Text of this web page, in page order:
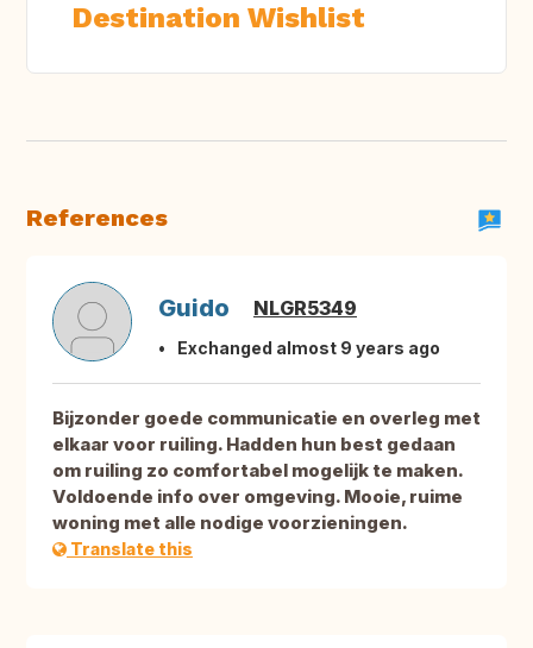
Destination Wishlist
References
Guido NLGR5349
Exchanged almost 9 years ago
Bijzonder goede communicatie en overleg met
elkaar voor ruiling. Hadden hun best gedaan
om ruiling zo comfortabel mogelijk te maken.
Voldoende info over omgeving. Mooie, ruime
woning met alle nodige voorzieningen.
Translate this